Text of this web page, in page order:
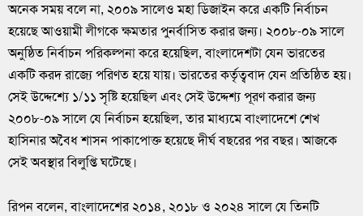
অনেক সময় বলে না, ২০০৯ সালেও মহা ডিজাইন করে একটি নির্বাচন
হয়েছে আওয়ামী লীগকে ক্ষমতার পুনর্বাসিত করার জন্য। ২০০৮-০৯ সালে
অনুষ্ঠিত নির্বাচন পরিকল্পনা করে হয়েছিল, বাংলাদেশটা যেন ভারতের
একটি করদ রাজ্যে পরিণত হয়ে যায়। ভারতের কর্তৃত্ববাদ যেন প্রতিষ্ঠিত হয়।
সেই উদ্দেশ্যে ১/১১ সৃষ্টি হয়েছিল এবং সেই উদ্দেশ্য পূরণ করার জন্য
২০০৮-০৯ সালে যে নির্বাচন হয়েছিল, তার মাধ্যমে বাংলাদেশে শেখ
হাসিনার অবৈধ শাসন পাকাপোক্ত হয়েছে দীর্ঘ বছরের পর বছর। আজকে
সেই অবস্থার বিলুপ্তি ঘটেছে।
রিপন বলেন, বাংলাদেশের ২০১৪, ২০১৮ ও ২০২৪ সালে যে তিনটি